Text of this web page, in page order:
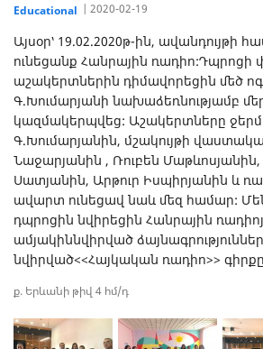
Educational 2020-02-19
Այսօր՝ 19.02.2020թ-ին,
ունեցանք Հանրային
աշակերտներին դիմավորեցին մեծ
Գ.Խումարյանի նախաձեռնությամբ
կազմակերպվեց: Աշակերտները ջերմ
Գ.Խումարյանին, մշակույթի
Նաջարյանին , Ռուբեն
Սատյանին, Արթուր Իսպիրյանին և
ավարտ ունեցավ նաև մեզ համար:
դպրոցին նվիրեցին Հանրային
ամյակիննվիրված
նվիրված<<Հայկական ռադիո>>
ք. Երևանի թիվ 4 հմ/դ